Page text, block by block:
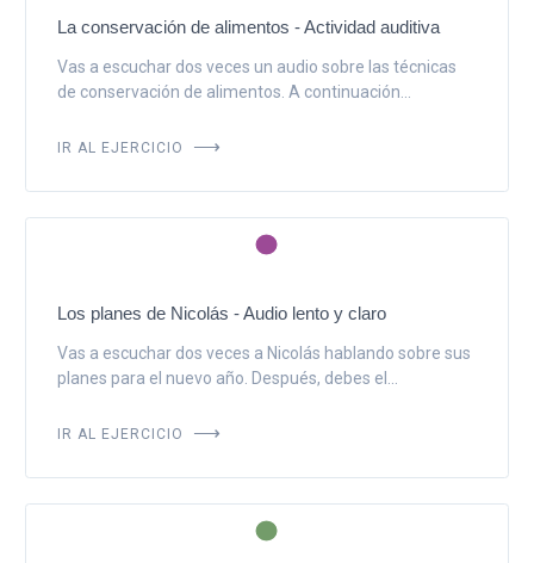
La conservación de alimentos - Actividad auditiva
Vas a escuchar dos veces un audio sobre las técnicas
de conservación de alimentos. A continuación...
IR AL EJERCICIO
Los planes de Nicolás - Audio lento y claro
Vas a escuchar dos veces a Nicolás hablando sobre sus
planes para el nuevo año. Después, debes el...
IR AL EJERCICIO